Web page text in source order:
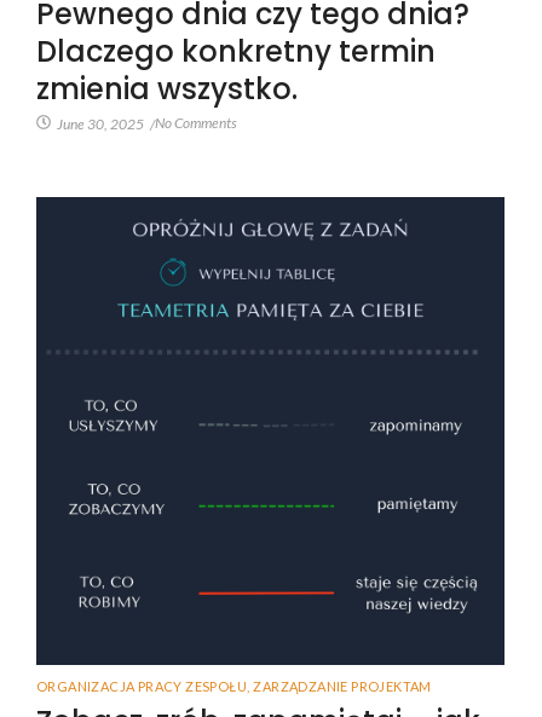
Pewnego dnia czy tego dnia?
Dlaczego konkretny termin
zmienia wszystko.
June 30, 2025 /No Comments
ORGANIZACJA PRACY ZESPOŁU ZARZĄDZANIE PROJEKTAM